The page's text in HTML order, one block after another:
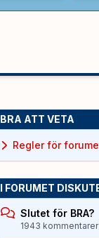
BRA ATT VETA
Regler för
I FORUMET
Slutet för BRA?
1943 kommentarer